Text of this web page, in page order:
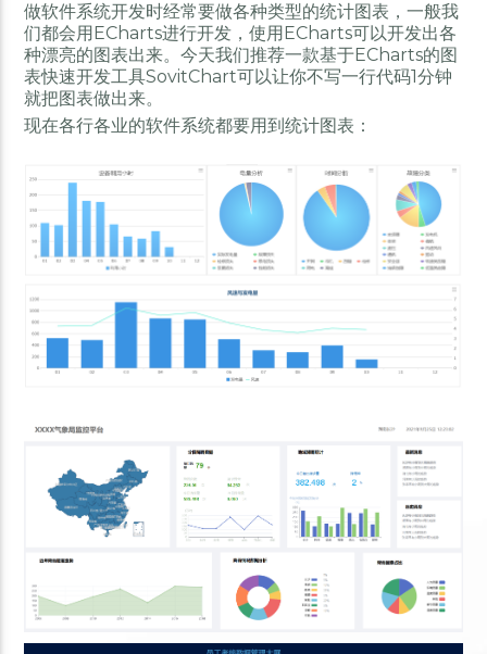
做软件系统开发时经常要做各种类型的统计图表，一般我
们都会用ECharts进行开发，使用ECharts可以开发出各
种漂亮的图表出来。今天我们推荐一款基于ECharts的图
表快速开发工具SovitChart可以让你不写一行代码1分钟
就把图表做出来。
现在各行各业的软件系统都要用到统计图表：